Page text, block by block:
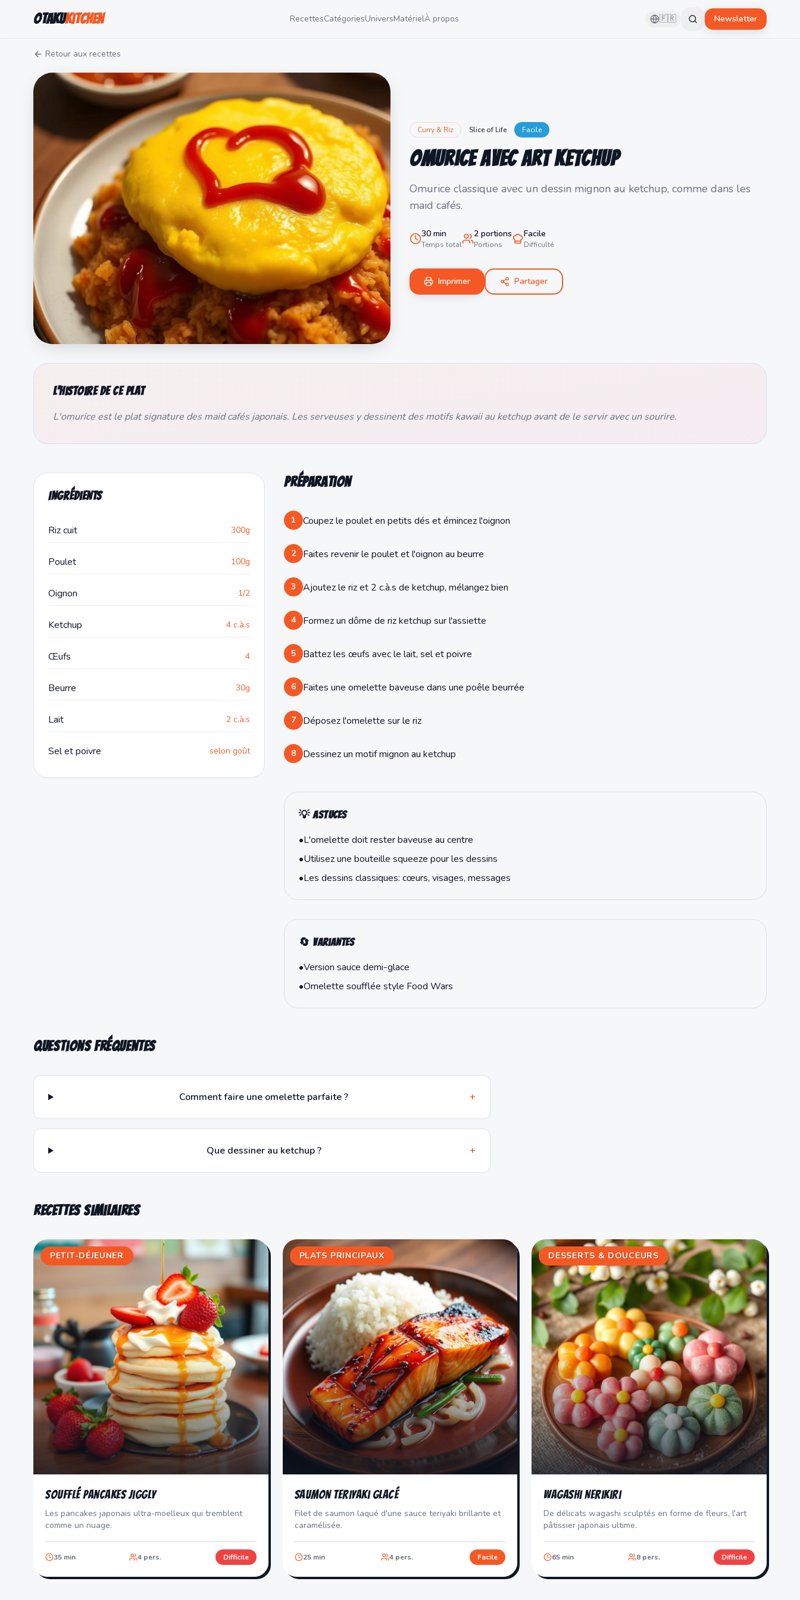
OtakuKitchen RecettesCatégoriesUniversMatérielÀ propos 🇫🇷 Newsletter
Retour aux recettes
Curry & Riz Slice of Life Facile
Omurice avec Art Ketchup
Omurice classique avec un dessin mignon au ketchup, comme dans les
maid cafés.
30 min
Temps total
2 portions
Portions
Facile
Difficulté
Imprimer Partager
L'histoire de ce plat
L'omurice est le plat signature des maid cafés japonais. Les serveuses y dessinent des motifs kawaii au ketchup avant de le servir avec un sourire.
Ingrédients
Riz cuit 300g
Poulet 100g
Oignon 1/2
Ketchup 4 c.à.s
Œufs 4
Beurre 30g
Lait 2 c.à.s
Sel et poivre selon goût
Préparation
1 Coupez le poulet en petits dés et émincez l'oignon
2 Faites revenir le poulet et l'oignon au beurre
3 Ajoutez le riz et 2 c.à.s de ketchup, mélangez bien
4 Formez un dôme de riz ketchup sur l'assiette
5 Battez les œufs avec le lait, sel et poivre
6 Faites une omelette baveuse dans une poêle beurrée
7 Déposez l'omelette sur le riz
8 Dessinez un motif mignon au ketchup
💡 Astuces
•L'omelette doit rester baveuse au centre
•Utilisez une bouteille squeeze pour les dessins
•Les dessins classiques: cœurs, visages, messages
🔄 Variantes
•Version sauce demi-glace
•Omelette soufflée style Food Wars
Questions fréquentes
Comment faire une omelette parfaite ? +
Que dessiner au ketchup ? +
Recettes similaires
PETIT-DÉJEUNER
Soufflé Pancakes Jiggly
Les pancakes japonais ultra-moelleux qui tremblent
comme un nuage.
35 min 4 pers. Difficile
PLATS PRINCIPAUX
Saumon Teriyaki Glacé
Filet de saumon laqué d'une sauce teriyaki brillante et
caramélisée.
25min 4 pers. Facile
DESSERTS & DOUCEURS
Wagashi Nerikiri
De délicats wagashi sculptés en forme de fleurs, l'art
pâtissier japonais ultime.
65 min 8pers. Difficile